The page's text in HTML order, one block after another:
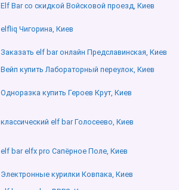
Elf Bar со скидкой Войсковой проезд, Киев
elfliq Чигорина, Киев
Заказать elf bar онлайн Предславинская, Киев
Вейп купить Лабораторный переулок, Киев
Одноразка купить Героев Крут, Киев
классический elf bar Голосеево, Киев
elf bar elfx pro Сапёрное Поле, Киев
Электронные курилки Ковпака, Киев